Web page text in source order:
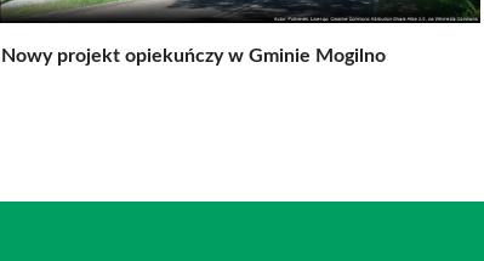
Nowy projekt opiekuńczy w Gminie Mogilno